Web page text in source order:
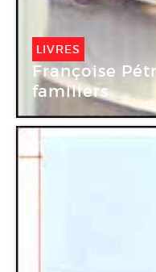
LIVRES
Françoise
familiers